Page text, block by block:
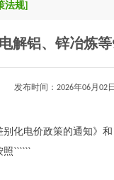
法规]
解铝、锌冶炼
发布时间：2026年06月
化电价政策的通知》
``````